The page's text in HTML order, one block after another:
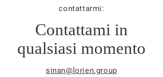
contattarmi:
Contattami in
qualsiasi momento
sinan@lorien.group